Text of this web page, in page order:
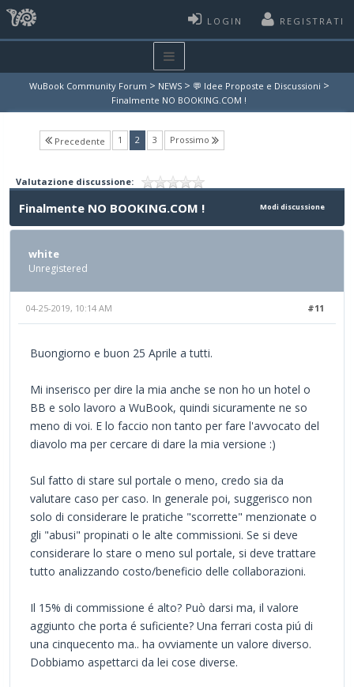
LOGIN REGISTRATI
WuBook Community Forum > NEWS > 💬 Idee Proposte e Discussioni >
Finalmente NO BOOKING.COM !
Precedente 1 2(current)
3 Prossimo
Valutazione discussione:
Modi discussione
Finalmente NO BOOKING.COM !
white
Unregistered
#11
04-25-2019, 10:14 AM
Buongiorno e buon 25 Aprile a tutti.
Mi inserisco per dire la mia anche se non ho un hotel o
BB e solo lavoro a WuBook, quindi sicuramente ne so
meno di voi. E lo faccio non tanto per fare l'avvocato del
diavolo ma per cercare di dare la mia versione :)
Sul fatto di stare sul portale o meno, credo sia da
valutare caso per caso. In generale poi, suggerisco non
solo di considerare le pratiche "scorrette" menzionate o
gli "abusi" propinati o le alte commissioni. Se si deve
considerare lo stare o meno sul portale, si deve trattare
tutto analizzando costo/beneficio delle collaborazioni.
Il 15% di commissione é alto? Può darsi ma, il valore
aggiunto che porta é suficiente? Una ferrari costa piú di
una cinquecento ma.. ha ovviamente un valore diverso.
Dobbiamo aspettarci da lei cose diverse.